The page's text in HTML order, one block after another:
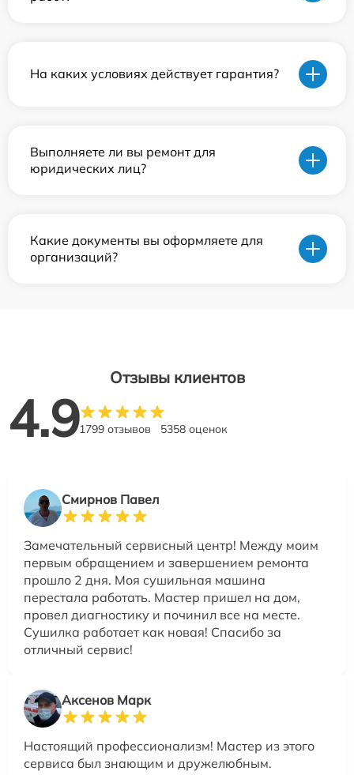
На каких условиях действует гарантия?
Выполняете ли вы ремонт для
юридических лиц?
Какие документы вы оформляете для
организаций?
Отзывы клиентов
4.91799 отзывов 5358 оценок
Смирнов Павел
Замечательный сервисный центр! Между моим
первым обращением и завершением ремонта
прошло 2 дня. Моя сушильная машина
перестала работать. Мастер пришел на дом,
провел диагностику и починил все на месте.
Сушилка работает как новая! Спасибо за
отличный сервис!
Аксенов Марк
Настоящий профессионализм! Мастер из этого
сервиса был знающим и дружелюбным.